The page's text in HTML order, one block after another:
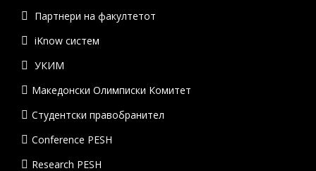
Партнери на факултетот
iKnow систем
УКИМ
Македонски Олимписки Комитет
Студентски правобранител
Conference PESH
Research PESH